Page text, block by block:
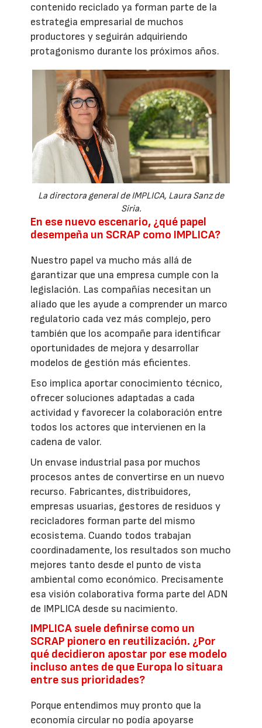
contenido reciclado ya forman parte de la
estrategia empresarial de muchos
productores y seguirán adquiriendo
protagonismo durante los próximos años.
La directora general de IMPLICA, Laura Sanz de
Siria.
En ese nuevo escenario, ¿qué papel
desempeña un SCRAP como IMPLICA?
Nuestro papel va mucho más allá de
garantizar que una empresa cumple con la
legislación. Las compañías necesitan un
aliado que les ayude a comprender un marco
regulatorio cada vez más complejo, pero
también que los acompañe para identificar
oportunidades de mejora y desarrollar
modelos de gestión más eficientes.
Eso implica aportar conocimiento técnico,
ofrecer soluciones adaptadas a cada
actividad y favorecer la colaboración entre
todos los actores que intervienen en la
cadena de valor.
Un envase industrial pasa por muchos
procesos antes de convertirse en un nuevo
recurso. Fabricantes, distribuidores,
empresas usuarias, gestores de residuos y
recicladores forman parte del mismo
ecosistema. Cuando todos trabajan
coordinadamente, los resultados son mucho
mejores tanto desde el punto de vista
ambiental como económico. Precisamente
esa visión colaborativa forma parte del ADN
de IMPLICA desde su nacimiento.
IMPLICA suele definirse como un
SCRAP pionero en reutilización. ¿Por
qué decidieron apostar por ese modelo
incluso antes de que Europa lo situara
entre sus prioridades?
Porque entendimos muy pronto que la
economía circular no podía apoyarse